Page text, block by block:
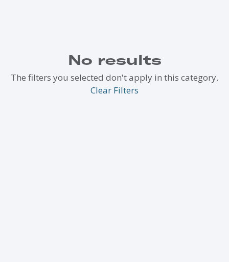
No results
The filters you selected don't apply in this category.
Clear Filters